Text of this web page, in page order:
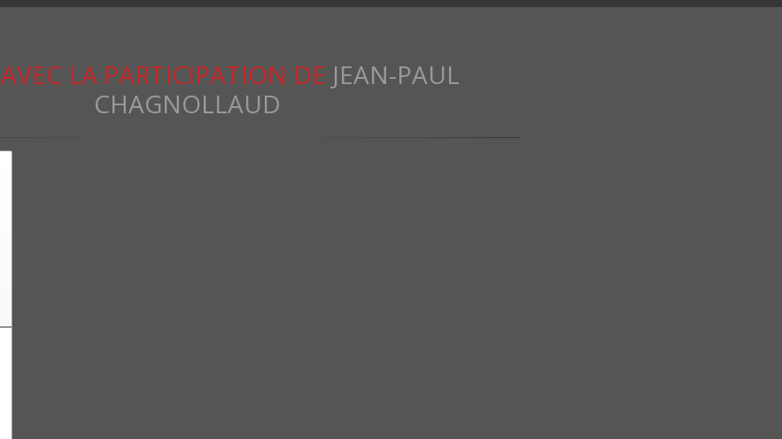
AVEC LA PARTICIPATION DE JEAN-PAUL
CHAGNOLLAUD